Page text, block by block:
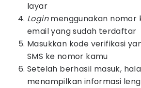
layar
Loginmenggunakan nomor
email yang sudah terdaftar
Masukkan kode verifikasi
SMS ke nomor kamu
Setelah berhasil masuk,
menampilkan informasi